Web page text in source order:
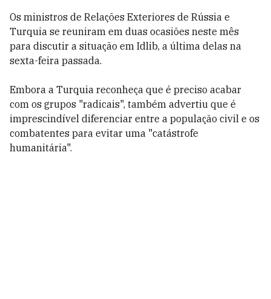
Os ministros de Relações Exteriores de Rússia e
Turquia se reuniram em duas ocasiões neste mês
para discutir a situação em Idlib, a última delas na
sexta-feira passada.
Embora a Turquia reconheça que é preciso acabar
com os grupos "radicais", também advertiu que é
imprescindível diferenciar entre a população civil e os
combatentes para evitar uma "catástrofe
humanitária".